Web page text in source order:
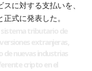
に対する支払いを、
式に発表した。